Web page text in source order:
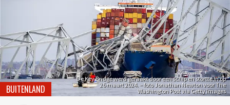
De Key Bridge werd geraakt door een schip en stortte in op
26 maart 2024. – foto Jonathan Newton voor The
Washington Post via Getty Images
BUITENLAND